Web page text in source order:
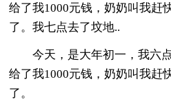
给了我1000元钱，奶奶叫我赶
了。我七点去了坟地..
今天，是大年初一，我六
给了我1000元钱，奶奶叫我赶
了。